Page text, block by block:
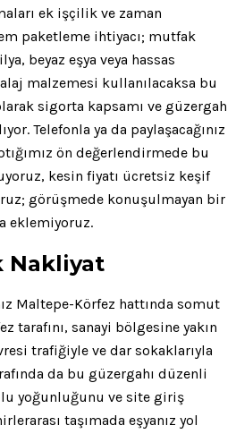
ek işçilik ve zaman
paketleme ihtiyacı; mutfak
beyaz eşya veya hassas
malzemesi kullanılacaksa bu
sigorta kapsamı ve güzergah
Telefonla ya da paylaşacağınız
ön değerlendirmede bu
kesin fiyatı ücretsiz keşif
görüşmede konuşulmayan bir
eklemiyoruz.
Nakliyat
Maltepe-Körfez hattında somut
tarafını, sanayi bölgesine yakın
trafiğiyle ve dar sokaklarıyla
da bu güzergahı düzenli
yoğunluğunu ve site giriş
taşımada eşyanız yol